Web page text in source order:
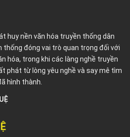
huy nền văn hóa truyền thống dân
thống đóng vai trò quan trọng đối với
hóa, trong khi các làng nghề truyền
phát từ lòng yêu nghề và say mê tìm
hình thành.